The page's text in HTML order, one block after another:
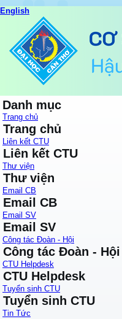
English
Danh mục
Trang chủ
Trang chủ
Liên kết CTU
Liên kết CTU
Thư viện
Thư viện
Email CB
Email CB
Email SV
Email SV
Công tác Đoàn - Hội
Công tác Đoàn - Hội
CTU Helpdesk
CTU Helpdesk
Tuyển sinh CTU
Tuyển sinh CTU
Tin Tức